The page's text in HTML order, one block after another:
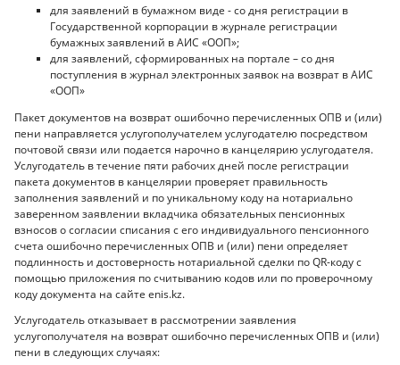
для заявлений в бумажном виде - со дня регистрации в
Государственной корпорации в журнале регистрации
бумажных заявлений в АИС «ООП»;
для заявлений, сформированных на портале – со дня
поступления в журнал электронных заявок на возврат в АИС
«ООП»
Пакет документов на возврат ошибочно перечисленных ОПВ и (или)
пени направляется услугополучателем услугодателю посредством
почтовой связи или подается нарочно в канцелярию услугодателя.
Услугодатель в течение пяти рабочих дней после регистрации
пакета документов в канцелярии проверяет правильность
заполнения заявлений и по уникальному коду на нотариально
заверенном заявлении вкладчика обязательных пенсионных
взносов о согласии списания с его индивидуального пенсионного
счета ошибочно перечисленных ОПВ и (или) пени определяет
подлинность и достоверность нотариальной сделки по QR-коду с
помощью приложения по считыванию кодов или по проверочному
коду документа на сайте enis.kz.
Услугодатель отказывает в рассмотрении заявления
услугополучателя на возврат ошибочно перечисленных ОПВ и (или)
пени в следующих случаях: